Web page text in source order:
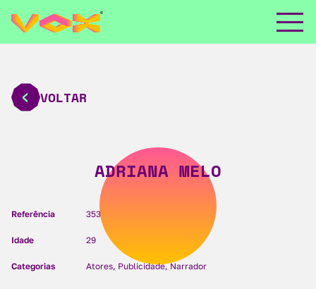
VOLTAR
ADRIANA MELO
Referência 353
Idade 29
Categorias Atores, Publicidade, Narrador